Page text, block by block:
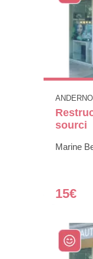
sourci
Marine
15€